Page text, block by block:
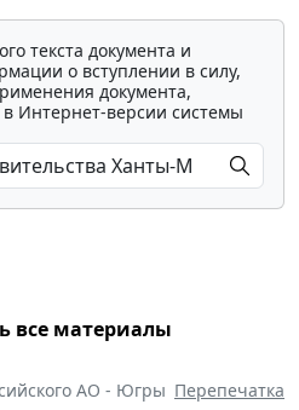
текста документа и
о вступлении в силу,
документа,
в Интернет-версии системы
все материалы
АО - Югры Перепечатка